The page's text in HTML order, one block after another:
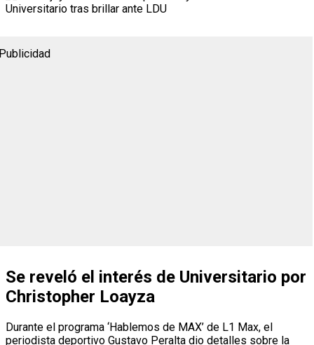
Se reveló el interés de Universitario por
Christopher Loayza
Durante el programa ‘Hablemos de MAX’ de L1 Max, el
periodista deportivo Gustavo Peralta dio detalles sobre la